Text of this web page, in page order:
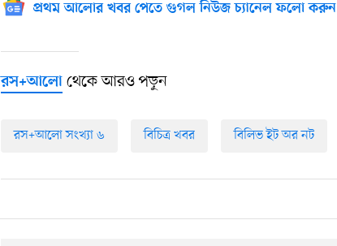
প্রথম আলোর খবর পেতে গুগল নিউজ চ্যানেল ফলো করুন
রস+আলো থেকে আরও পড়ুন
রস‍+আলো সংখ্যা ৬ বিচিত্র খবর বিলিভ ইট অর নট